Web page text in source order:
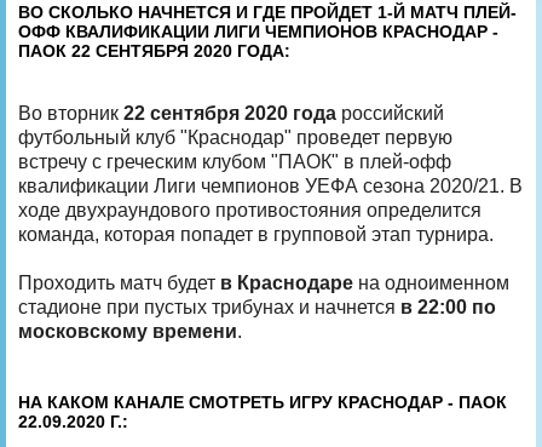
ВО СКОЛЬКО НАЧНЕТСЯ И ГДЕ ПРОЙДЕТ 1-Й МАТЧ ПЛЕЙ-
ОФФ КВАЛИФИКАЦИИ ЛИГИ ЧЕМПИОНОВ КРАСНОДАР -
ПАОК 22 СЕНТЯБРЯ 2020 ГОДА:
Во вторник 22 сентября 2020 года российский
футбольный клуб "Краснодар" проведет первую
встречу с греческим клубом "ПАОК" в плей-офф
квалификации Лиги чемпионов УЕФА сезона 2020/21. В
ходе двухраундового противостояния определится
команда, которая попадет в групповой этап турнира.
Проходить матч будет в Краснодаре на одноименном
стадионе при пустых трибунах и начнется в 22:00 по
московскому времени.
НА КАКОМ КАНАЛЕ СМОТРЕТЬ ИГРУ КРАСНОДАР - ПАОК
22.09.2020 Г.: